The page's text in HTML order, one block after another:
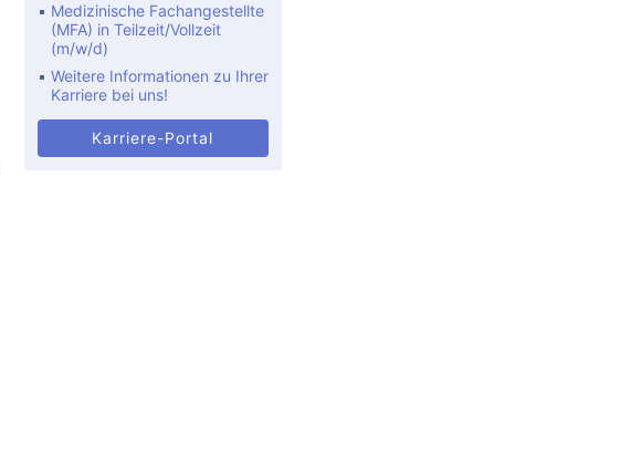
Medizinische Fachangestellte
(MFA) in Teilzeit/Vollzeit
(m/w/d)
Weitere Informationen zu Ihrer
Karriere bei uns!
Karriere-Portal